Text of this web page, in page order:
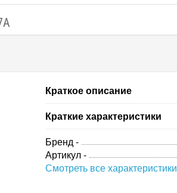
Краткое описание
Краткие характеристики
Бренд -
Артикул -
Смотреть все характеристики